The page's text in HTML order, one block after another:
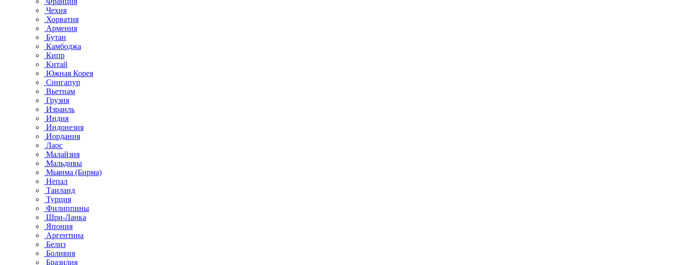
Чехия
Хорватия
Армения
Бутан
Камбоджа
Кипр
Китай
Южная Корея
Сингапур
Вьетнам
Грузия
Израиль
Индия
Индонезия
Иордания
Лаос
Малайзия
Мальдивы
Мьянма (Бирма)
Непал
Таиланд
Турция
Филиппины
Шри-Ланка
Япония
Аргентина
Белиз
Боливия
Бразилия